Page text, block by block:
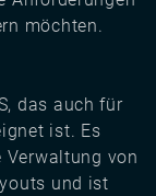
möchten.
das auch für
ist. Es
von
und ist